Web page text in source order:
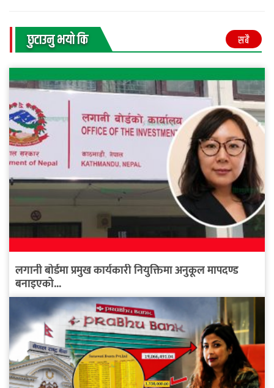
छुटाउनु भयाे कि सबै
लगानी बोर्डमा प्रमुख कार्यकारी नियुक्तिमा अनुकूल मापदण्ड
बनाइएको...